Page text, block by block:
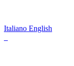
Italiano English